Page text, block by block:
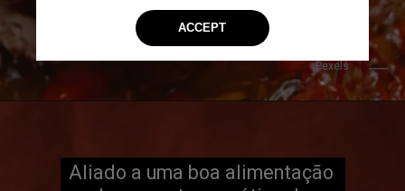
Pexels
Aliado a uma boa alimentação